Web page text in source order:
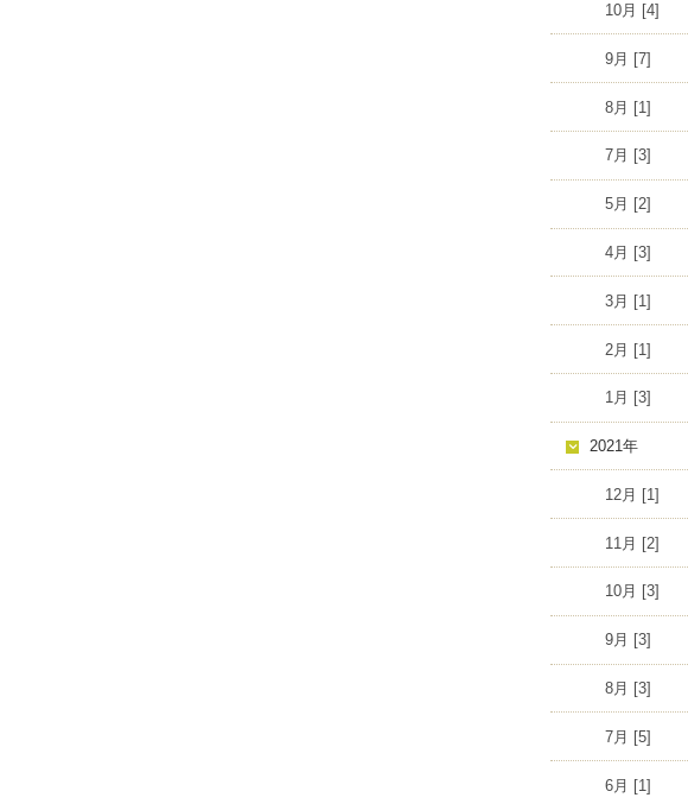
10月 [4]
9月 [7]
8月 [1]
7月 [3]
5月 [2]
4月 [3]
3月 [1]
2月 [1]
1月 [3]
2021年
12月 [1]
11月 [2]
10月 [3]
9月 [3]
8月 [3]
7月 [5]
6月 [1]